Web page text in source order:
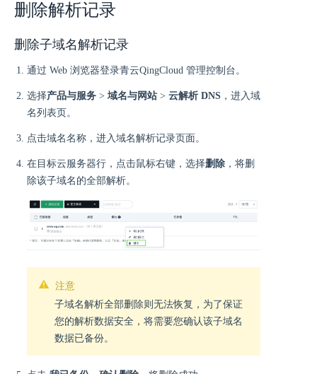
删除解析记录
删除子域名解析记录
通过 Web 浏览器登录青云QingCloud 管理控制台。
选择产品与服务 > 域名与网站 > 云解析 DNS ，进入域
名列表页。
点击域名名称，进入域名解析记录页面。
在目标云服务器行，点击鼠标右键，选择删除 ，将删
除该子域名的全部解析。
注意
子域名解析全部删除则无法恢复，为了保证
您的解析数据安全，将需要您确认该子域名
数据已备份。